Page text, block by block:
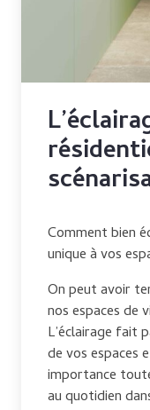
Comment bien
unique à vos
On peut avoir
nos espaces de
L’éclairage fait
de vos espaces
importance
au quotidien